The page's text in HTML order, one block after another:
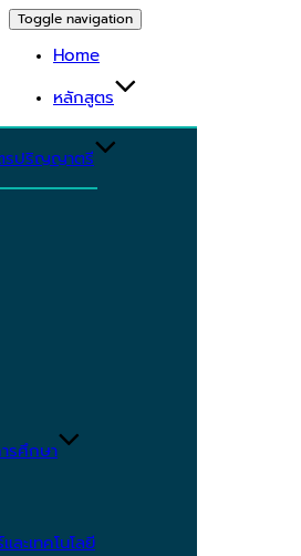
Toggle navigation
Home
หลักสูตร
รปริญญาตรี
รศึกษา
ะเทคโนโลยี